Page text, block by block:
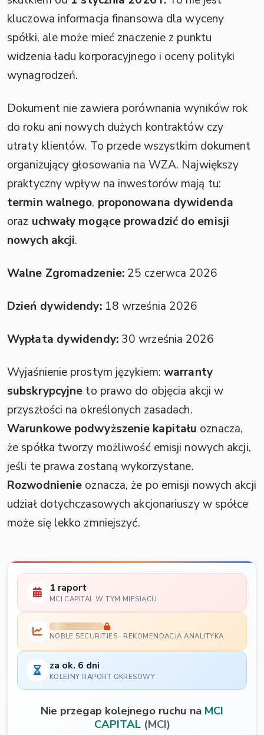
kluczowa informacja finansowa dla wyceny
spółki, ale może mieć znaczenie z punktu
widzenia ładu korporacyjnego i oceny polityki
wynagrodzeń.
Dokument nie zawiera porównania wyników rok
do roku ani nowych dużych kontraktów czy
utraty klientów. To przede wszystkim dokument
organizujący głosowania na WZA. Największy
praktyczny wpływ na inwestorów mają tu:
termin walnego, proponowana dywidenda
oraz uchwały mogące prowadzić do emisji
nowych akcji.
Walne Zgromadzenie:25 czerwca 2026
Dzień dywidendy:18 września 2026
Wypłata dywidendy:30 września 2026
Wyjaśnienie prostym językiem: warranty
subskrypcyjne to prawo do objęcia akcji w
przyszłości na określonych zasadach.
Warunkowe podwyższenie kapitału oznacza,
że spółka tworzy możliwość emisji nowych akcji,
jeśli te prawa zostaną wykorzystane.
Rozwodnienie oznacza, że po emisji nowych akcji
udział dotychczasowych akcjonariuszy w spółce
może się lekko zmniejszyć.
1 raport
MCI CAPITAL W TYM MIESIĄCU
NOBLE SECURITIES · REKOMENDACJA ANALITYKA
za ok. 6 dni
KOLEJNY RAPORT OKRESOWY
Nie przegap kolejnego ruchu na MCI
CAPITAL (MCI)